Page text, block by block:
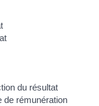
du résultat
de rémunération